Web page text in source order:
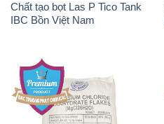
Chất tạo bọt Las P Tico Tank
IBC Bồn Việt Nam